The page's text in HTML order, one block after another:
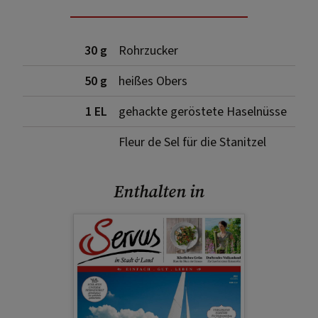
30 g
Rohrzucker
50 g
heißes Obers
1 EL
gehackte geröstete Haselnüsse
Fleur de Sel für die Stanitzel
Enthalten in